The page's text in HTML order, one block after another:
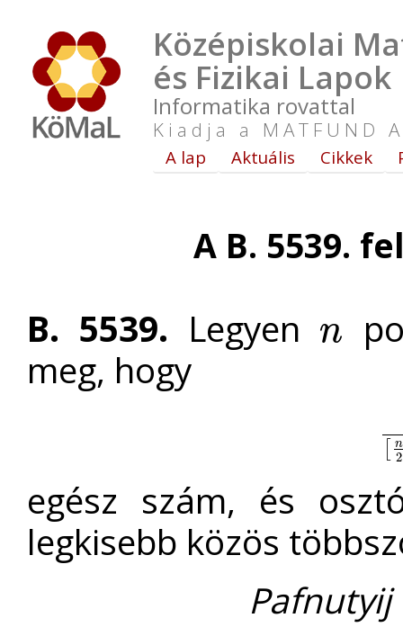
Középiskolai
és Fizikai Lapok
Informatika rovattal
Kiadja a MATFUND
A lap Aktuális Cikkek
A B. 5539.
B. 5539. Legyen n
n
meg, hogy
n
2
n!⋅
egész szám, és
legkisebb közös
Pafnutyij